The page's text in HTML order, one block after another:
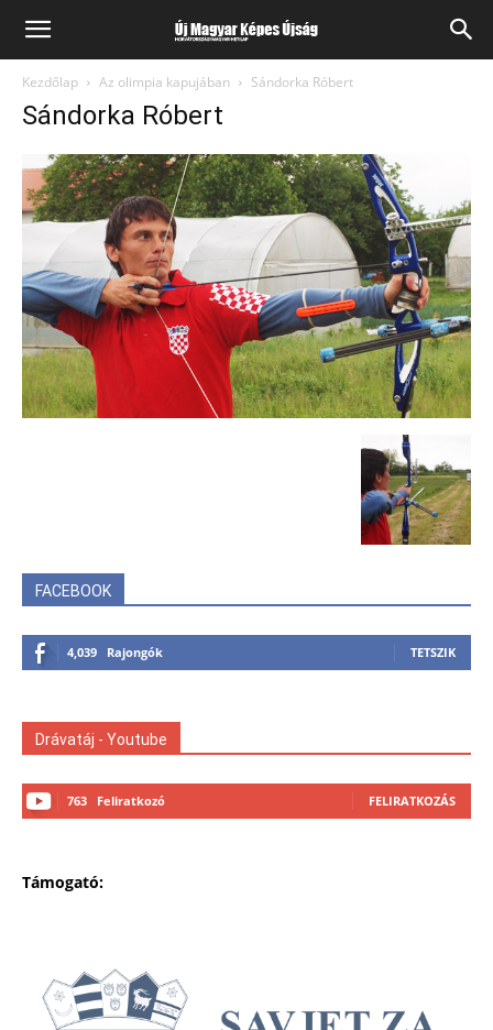
Kezdőlap Az olimpia kapujában Sándorka Róbert
Sándorka Róbert
FACEBOOK
4,039 Rajongók TETSZIK
Drávatáj - Youtube
763 Feliratkozó FELIRATKOZÁS
Támogató: